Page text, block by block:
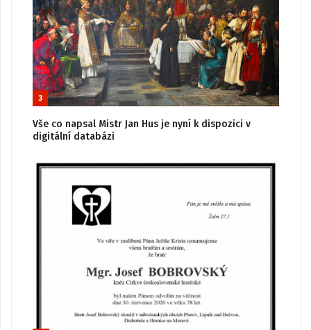
3
Vše co napsal Mistr Jan Hus je nyní k dispozici v
digitální databázi